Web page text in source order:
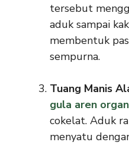
tersebut
aduk sampai
membentuk
sempurna.
Tuang Manis
gula aren
cokelat. Aduk
menyatu